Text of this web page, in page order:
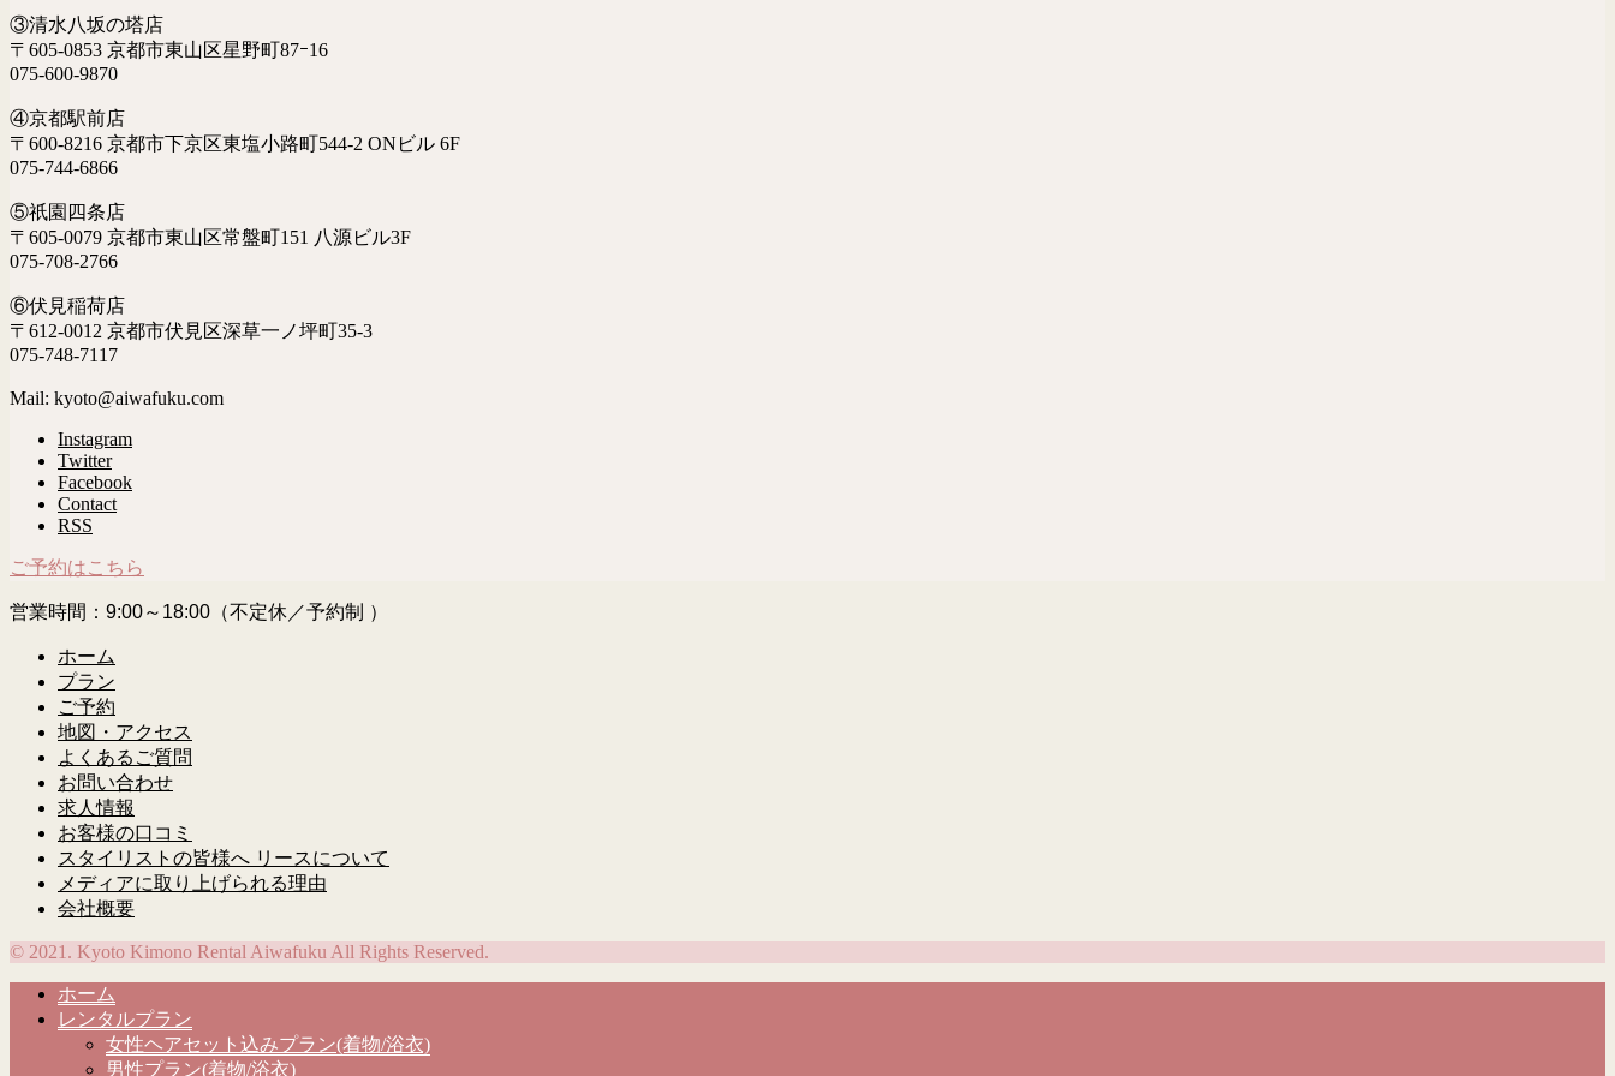
③清水八坂の塔店
〒605-0853 京都市東山区星野町87ｰ16
075-600-9870
④京都駅前店
〒600-8216 京都市下京区東塩小路町544-2 ONビル 6F
075-744-6866
⑤祇園四条店
〒605-0079 京都市東山区常盤町151 八源ビル3F
075-708-2766
⑥伏見稲荷店
〒612-0012 京都市伏見区深草一ノ坪町35-3
075-748-7117
Mail: kyoto@aiwafuku.com
Instagram
Twitter
Facebook
Contact
RSS
ご予約はこちら
営業時間：9:00～18:00（不定休／予約制 ）
ホーム
プラン
ご予約
地図・アクセス
よくあるご質問
お問い合わせ
求人情報
お客様の口コミ
スタイリストの皆様へ リースについて
メディアに取り上げられる理由
会社概要
© 2021. Kyoto Kimono Rental Aiwafuku All Rights Reserved.
ホーム
レンタルプラン
女性ヘアセット込みプラン(着物/浴衣)
男性プラン(着物/浴衣)